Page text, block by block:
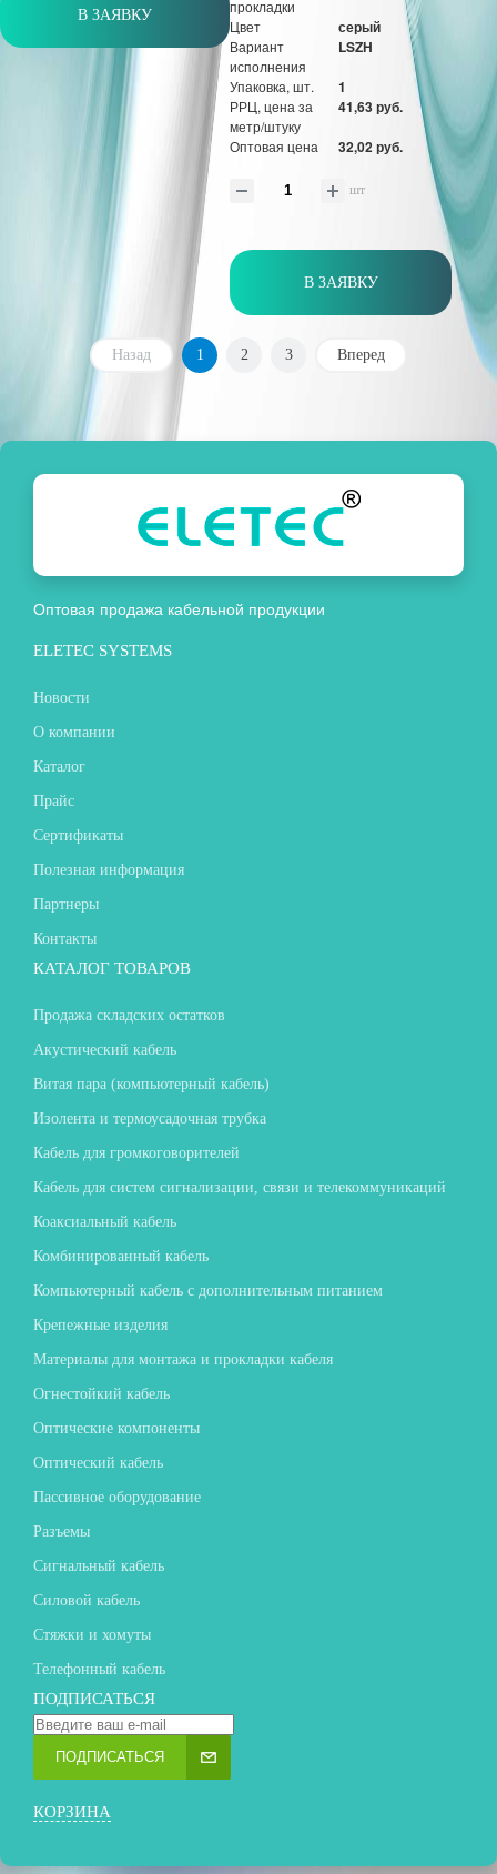
В ЗАЯВКУ
прокладки
Цвет серый
Вариант
исполнения
LSZH
Упаковка, шт. 1
РРЦ, цена за
метр/штуку
41,63 руб.
Оптовая цена 32,02 руб.
шт
В ЗАЯВКУ
Назад 1 2 3 Вперед
Оптовая продажа кабельной продукции
ELETEC SYSTEMS
Новости
О компании
Каталог
Прайс
Сертификаты
Полезная информация
Партнеры
Контакты
КАТАЛОГ ТОВАРОВ
Продажа складских остатков
Акустический кабель
Витая пара (компьютерный кабель)
Изолента и термоусадочная трубка
Кабель для громкоговорителей
Кабель для систем сигнализации, связи и телекоммуникаций
Коаксиальный кабель
Комбинированный кабель
Компьютерный кабель с дополнительным питанием
Крепежные изделия
Материалы для монтажа и прокладки кабеля
Огнестойкий кабель
Оптические компоненты
Оптический кабель
Пассивное оборудование
Разъемы
Сигнальный кабель
Силовой кабель
Стяжки и хомуты
Телефонный кабель
ПОДПИСАТЬСЯ
ПОДПИСАТЬСЯ
КОРЗИНА